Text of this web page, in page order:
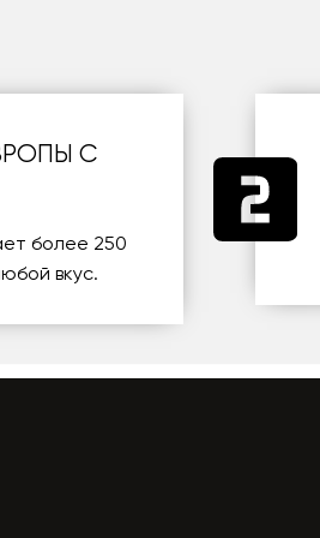
С
более 250
вкус.